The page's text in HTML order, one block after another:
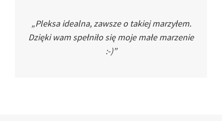
„Pleksa idealna, zawsze o takiej marzyłem.
Dzięki wam spełniło się moje małe marzenie
:-)”